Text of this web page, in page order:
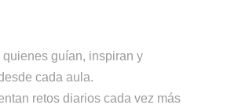
quienes guían, inspiran y
cada aula.
retos diarios cada vez más